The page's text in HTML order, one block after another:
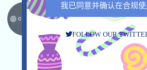
Clasho-Waitlist 语言：
Clasho正在進行Waitlist，這是
告項目，打开活动页面，登入
得更多機會！
关联: ETH/ERC/EVM
我已同意并确认在合规
FOLLOW OUR